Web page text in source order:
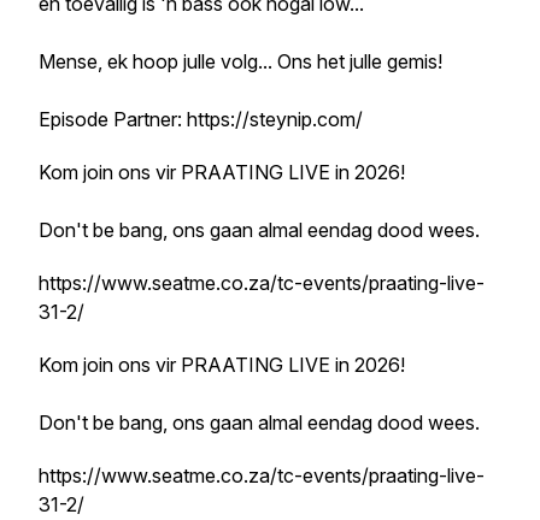
Mense, ek hoop julle volg... Ons het julle gemis!
Episode Partner: https://steynip.com/
Kom join ons vir PRAATING LIVE in 2026!
Don't be bang, ons gaan almal eendag dood wees.
https://www.seatme.co.za/tc-events/praating-live-
31-2/
Kom join ons vir PRAATING LIVE in 2026!
Don't be bang, ons gaan almal eendag dood wees.
https://www.seatme.co.za/tc-events/praating-live-
31-2/